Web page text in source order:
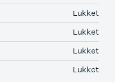
Lukket
Lukket
Lukket
Lukket